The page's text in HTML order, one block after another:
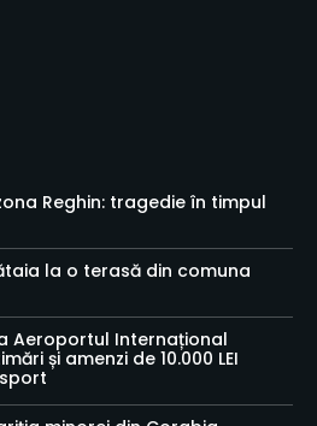
Reghin: tragedie în timpul
la o terasă din comuna
Aeroportul Internațional
și amenzi de 10.000 LEI